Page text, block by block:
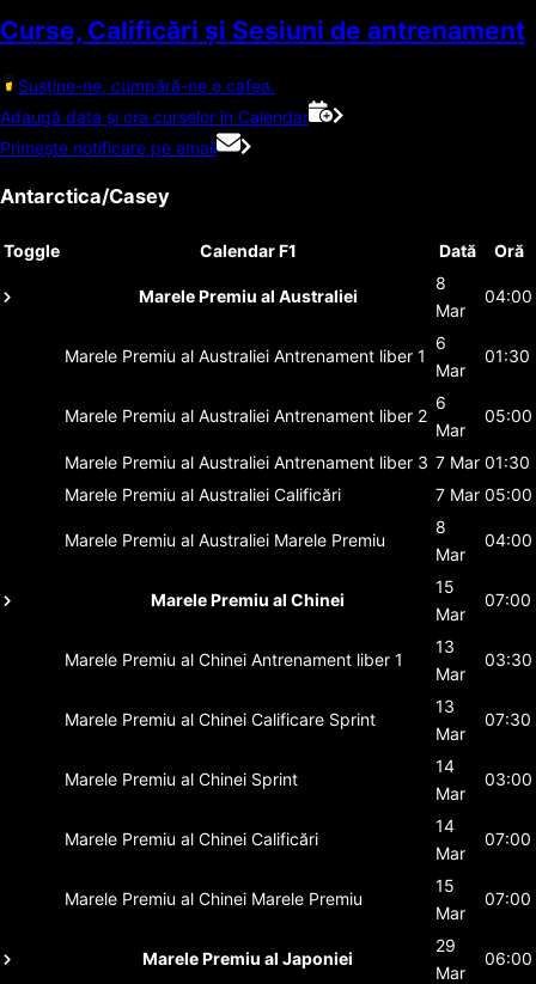
Curse, Calificări și Sesiuni de antrenament
Susține-ne, cumpără-ne o cafea.
Adaugă data și ora curselor în Calendar
Primește notificare pe email
Antarctica/Casey
Toggle Calendar F1 Dată Oră
Marele Premiu al Australiei
8
Mar
04:00
Marele Premiu al Australiei Antrenament liber 1
6
Mar
01:30
Marele Premiu al Australiei Antrenament liber 2
6
Mar
05:00
Marele Premiu al Australiei Antrenament liber 3 7 Mar 01:30
Marele Premiu al Australiei Calificări 7 Mar 05:00
Marele Premiu al Australiei Marele Premiu
8
Mar
04:00
Marele Premiu al Chinei
15
Mar
07:00
Marele Premiu al Chinei Antrenament liber 1
13
Mar
03:30
Marele Premiu al Chinei Calificare Sprint
13
Mar
07:30
Marele Premiu al Chinei Sprint
14
Mar
03:00
Marele Premiu al Chinei Calificări
14
Mar
07:00
Marele Premiu al Chinei Marele Premiu
15
Mar
07:00
Marele Premiu al Japoniei
29
Mar
06:00